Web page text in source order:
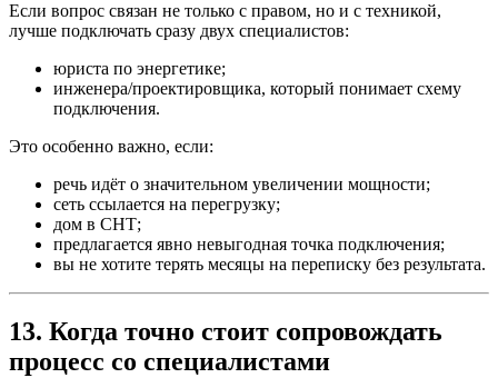
Если вопрос связан не только с правом, но и с техникой,
лучше подключать сразу двух специалистов:
юриста по энергетике;
инженера/проектировщика, который понимает схему
подключения.
Это особенно важно, если:
речь идёт о значительном увеличении мощности;
сеть ссылается на перегрузку;
дом в СНТ;
предлагается явно невыгодная точка подключения;
вы не хотите терять месяцы на переписку без результата.
13. Когда точно стоит сопровождать
процесс со специалистами